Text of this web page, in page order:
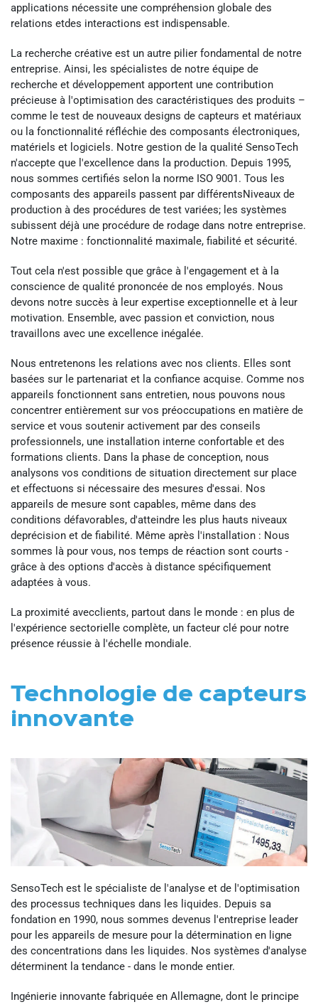
applications nécessite une compréhension globale des
relations etdes interactions est indispensable.
La recherche créative est un autre pilier fondamental de notre
entreprise. Ainsi, les spécialistes de notre équipe de
recherche et développement apportent une contribution
précieuse à l'optimisation des caractéristiques des produits –
comme le test de nouveaux designs de capteurs et matériaux
ou la fonctionnalité réfléchie des composants électroniques,
matériels et logiciels. Notre gestion de la qualité SensoTech
n'accepte que l'excellence dans la production. Depuis 1995,
nous sommes certifiés selon la norme ISO 9001. Tous les
composants des appareils passent par différentsNiveaux de
production à des procédures de test variées; les systèmes
subissent déjà une procédure de rodage dans notre entreprise.
Notre maxime : fonctionnalité maximale, fiabilité et sécurité.
Tout cela n'est possible que grâce à l'engagement et à la
conscience de qualité prononcée de nos employés. Nous
devons notre succès à leur expertise exceptionnelle et à leur
motivation. Ensemble, avec passion et conviction, nous
travaillons avec une excellence inégalée.
Nous entretenons les relations avec nos clients. Elles sont
basées sur le partenariat et la confiance acquise. Comme nos
appareils fonctionnent sans entretien, nous pouvons nous
concentrer entièrement sur vos préoccupations en matière de
service et vous soutenir activement par des conseils
professionnels, une installation interne confortable et des
formations clients. Dans la phase de conception, nous
analysons vos conditions de situation directement sur place
et effectuons si nécessaire des mesures d'essai. Nos
appareils de mesure sont capables, même dans des
conditions défavorables, d'atteindre les plus hauts niveaux
deprécision et de fiabilité. Même après l'installation : Nous
sommes là pour vous, nos temps de réaction sont courts -
grâce à des options d'accès à distance spécifiquement
adaptées à vous.
La proximité avecclients, partout dans le monde : en plus de
l'expérience sectorielle complète, un facteur clé pour notre
présence réussie à l'échelle mondiale.
Technologie de capteurs
innovante
SensoTech est le spécialiste de l'analyse et de l'optimisation
des processus techniques dans les liquides. Depuis sa
fondation en 1990, nous sommes devenus l'entreprise leader
pour les appareils de mesure pour la détermination en ligne
des concentrations dans les liquides. Nos systèmes d'analyse
déterminent la tendance - dans le monde entier.
Ingénierie innovante fabriquée en Allemagne, dont le principe